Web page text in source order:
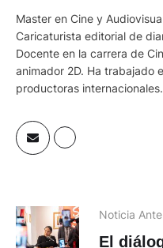
Master en Cine y
Caricaturista editorial de
Docente en la carrera de
animador 2D. Ha trabajado
productoras internacionales.
Noticia
El